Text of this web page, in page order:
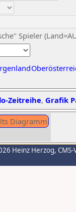
Spieler
Zeitreihe, Grafik
Heinz Herzog,